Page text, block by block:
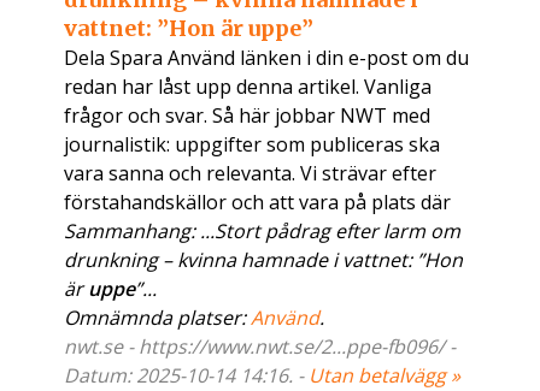
vattnet: ”Hon är uppe”
Dela Spara Använd länken i din e-post om du
redan har låst upp denna artikel. Vanliga
frågor och svar. Så här jobbar NWT med
journalistik: uppgifter som publiceras ska
vara sanna och relevanta. Vi strävar efter
förstahandskällor och att vara på plats där
Sammanhang: ...Stort pådrag efter larm om
drunkning – kvinna hamnade i vattnet: ”Hon
äruppe”...
Omnämnda platser:Använd.
nwt.se - https://www.nwt.se/2...ppe-fb096/ -
Datum: 2025-10-14 14:16. - Utan betalvägg »